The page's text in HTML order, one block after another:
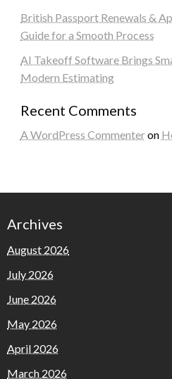
British Passport Renewals &
Guide for a Smooth Process
AI Takeoff Software Brings
Modern Estimating
Recent Comments
A WordPress Commenteron
Archives
August 2026
July 2026
June 2026
May 2026
April 2026
March 2026